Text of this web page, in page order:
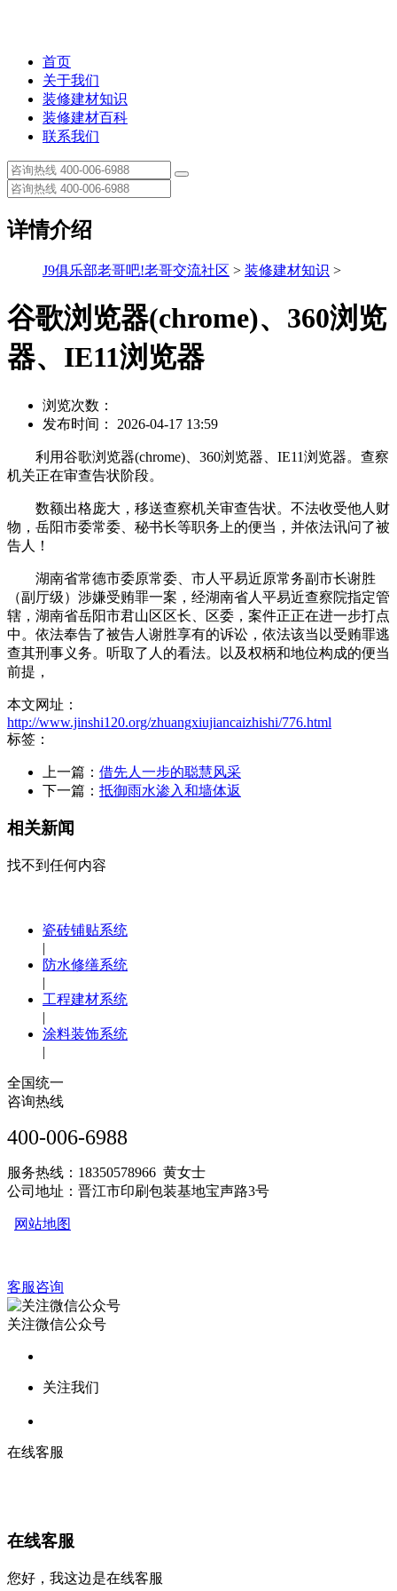
首页
关于我们
装修建材知识
装修建材百科
联系我们
详情介绍
J9俱乐部老哥吧!老哥交流社区 > 装修建材知识 >
谷歌浏览器(chrome)、360浏览
器、IE11浏览器
浏览次数：
发布时间： 2026-04-17 13:59
利用谷歌浏览器(chrome)、360浏览器、IE11浏览器。查察
机关正在审查告状阶段。
数额出格庞大，移送查察机关审查告状。不法收受他人财
物，岳阳市委常委、秘书长等职务上的便当，并依法讯问了被
告人！
湖南省常德市委原常委、市人平易近原常务副市长谢胜
（副厅级）涉嫌受贿罪一案，经湖南省人平易近查察院指定管
辖，湖南省岳阳市君山区区长、区委，案件正正在进一步打点
中。依法奉告了被告人谢胜享有的诉讼，依法该当以受贿罪逃
查其刑事义务。听取了人的看法。以及权柄和地位构成的便当
前提，
本文网址：
http://www.jinshi120.org/zhuangxiujiancaizhishi/776.html
标签：
上一篇： 借先人一步的聪慧风采
下一篇： 抵御雨水渗入和墙体返
相关新闻
找不到任何内容
瓷砖铺贴系统
|
防水修缮系统
|
工程建材系统
|
涂料装饰系统
|
全国统一
咨询热线
400-006-6988
服务热线：18350578966 黄女士
公司地址：晋江市印刷包装基地宝声路3号
网站地图
客服咨询
关注微信公众号
关注我们
在线客服
在线客服
您好，我这边是在线客服